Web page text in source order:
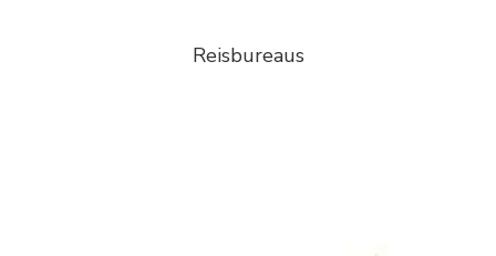
Reisbureaus